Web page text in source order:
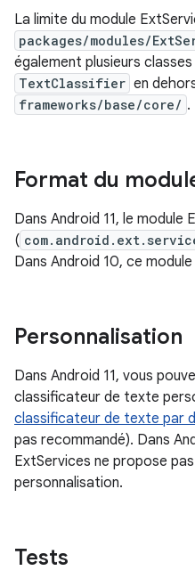
La limite du module
packages/modules/
également plusieurs
TextClassifier en
frameworks/base/core/ .
Format du
Dans Android 11, le module
(
Dans Android 10, ce
Personnalisation
Dans Android 11, vous
classificateur de texte
classificateur de texte par
pas recommandé). Dans
ExtServices ne propose
personnalisation.
Tests